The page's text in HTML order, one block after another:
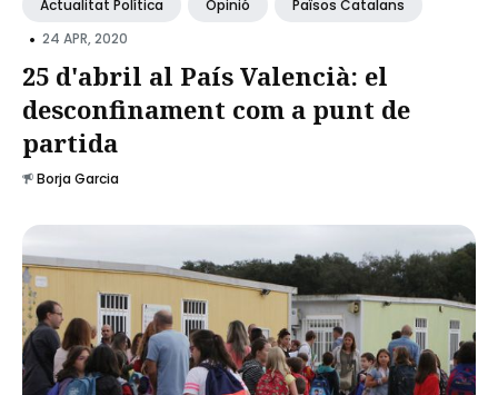
Actualitat Política Opinió Països Catalans
• 24 APR, 2020
25 d'abril al País Valencià: el
desconfinament com a punt de
partida
Borja Garcia